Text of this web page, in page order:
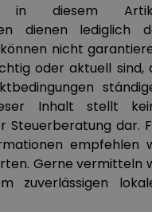
diesem
dienen lediglich
nicht
oder aktuell sind,
Inhalt stellt
Steuerberatung dar.
empfehlen
Gerne vermitteln
zuverlässigen